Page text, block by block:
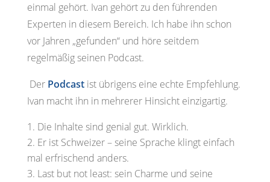
einmal gehört. Ivan gehört zu den führenden
Experten in diesem Bereich. Ich habe ihn schon
vor Jahren „gefunden“ und höre seitdem
regelmäßig seinen Podcast.
Der Podcastist übrigens eine echte Empfehlung.
Ivan macht ihn in mehrerer Hinsicht einzigartig.
Die Inhalte sind genial gut. Wirklich.
Er ist Schweizer – seine Sprache klingt einfach
mal erfrischend anders.
Last but not least: sein Charme und seine